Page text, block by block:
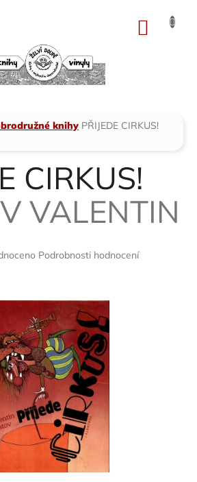
knihy PŘIJEDE CIRKUS!
CIRKUS!
VALENTIN
Podrobnosti hodnocení